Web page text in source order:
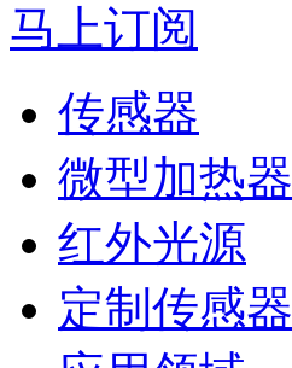
马上订阅
传感器
微型加热器
红外光源
定制传感器